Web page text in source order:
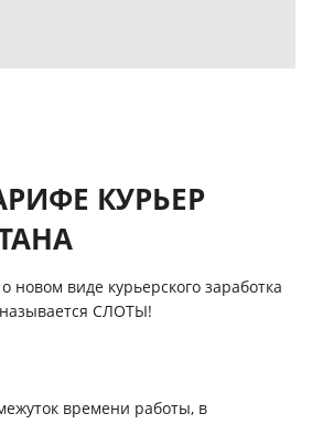
КУРЬЕР
новом виде курьерского заработка
СЛОТЫ!
времени работы, в